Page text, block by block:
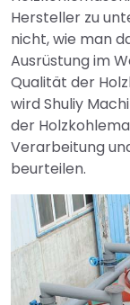
Hersteller zu
nicht, wie man
Ausrüstung im
Qualität der
wird Shuliy
der
Verarbeitung
beurteilen.